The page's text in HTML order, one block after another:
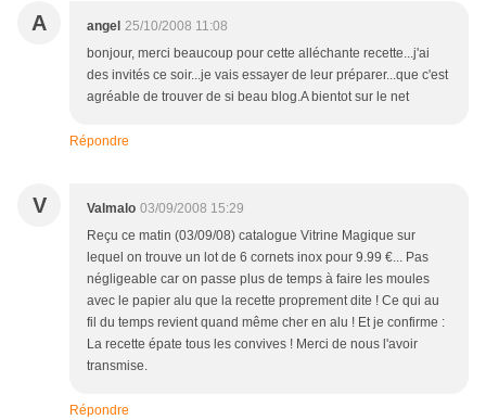
A angel 25/10/2008 11:08
bonjour, merci beaucoup pour cette alléchante recette...j'ai
des invités ce soir...je vais essayer de leur préparer...que c'est
agréable de trouver de si beau blog.A bientot sur le net
Répondre
V Valmalo 03/09/2008 15:29
Reçu ce matin (03/09/08) catalogue Vitrine Magique sur
lequel on trouve un lot de 6 cornets inox pour 9.99 €... Pas
négligeable car on passe plus de temps à faire les moules
avec le papier alu que la recette proprement dite ! Ce qui au
fil du temps revient quand même cher en alu ! Et je confirme :
La recette épate tous les convives ! Merci de nous l'avoir
transmise.
Répondre